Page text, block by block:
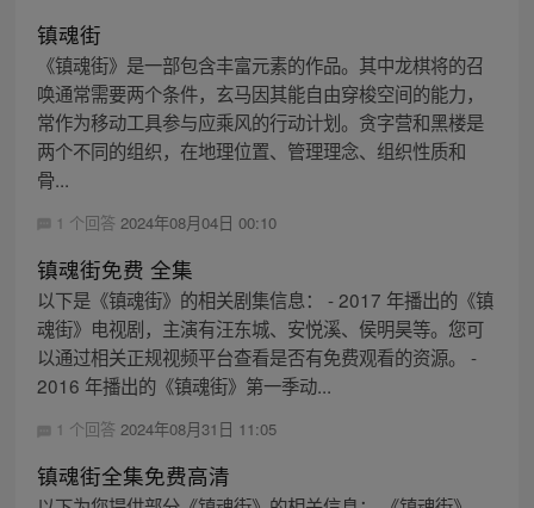
镇魂街
《镇魂街》是一部包含丰富元素的作品。其中龙棋将的召
唤通常需要两个条件，玄马因其能自由穿梭空间的能力，
常作为移动工具参与应乘风的行动计划。贪字营和黑楼是
两个不同的组织，在地理位置、管理理念、组织性质和
骨...
1 个回答 2024年08月04日 00:10
镇魂街免费 全集
以下是《镇魂街》的相关剧集信息： - 2017 年播出的《镇
魂街》电视剧，主演有汪东城、安悦溪、侯明昊等。您可
以通过相关正规视频平台查看是否有免费观看的资源。 -
2016 年播出的《镇魂街》第一季动...
1 个回答 2024年08月31日 11:05
镇魂街全集免费高清